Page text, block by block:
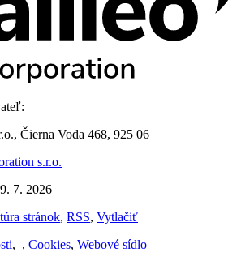
Čierna Voda 468, 925 06
s.r.o.
7. 2026
stránok, RSS, Vytlačiť
, , Cookies, Webové sídlo